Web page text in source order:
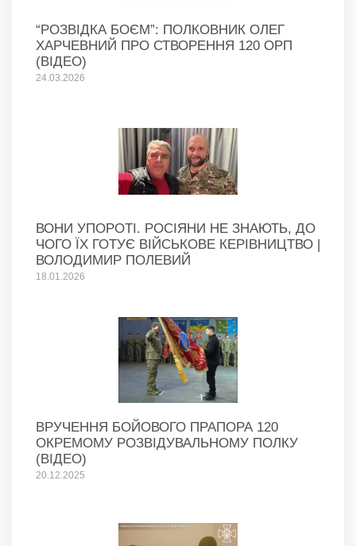
“РОЗВІДКА БОЄМ”: ПОЛКОВНИК ОЛЕГ
ХАРЧЕВНИЙ ПРО СТВОРЕННЯ 120 ОРП
(ВІДЕО)
24.03.2026
ВОНИ УПОРОТІ. РОСІЯНИ НЕ ЗНАЮТЬ, ДО
ЧОГО ЇХ ГОТУЄ ВІЙСЬКОВЕ КЕРІВНИЦТВО |
ВОЛОДИМИР ПОЛЕВИЙ
18.01.2026
ВРУЧЕННЯ БОЙОВОГО ПРАПОРА 120
ОКРЕМОМУ РОЗВІДУВАЛЬНОМУ ПОЛКУ
(ВІДЕО)
20.12.2025